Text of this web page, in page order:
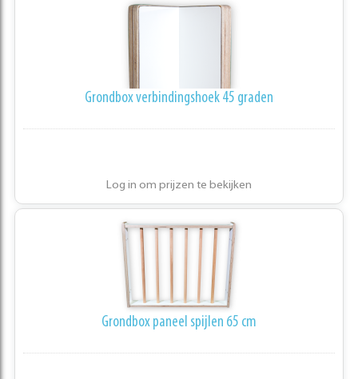
Grondbox verbindingshoek 45 graden
Log in om prijzen te bekijken
Grondbox paneel spijlen 65 cm